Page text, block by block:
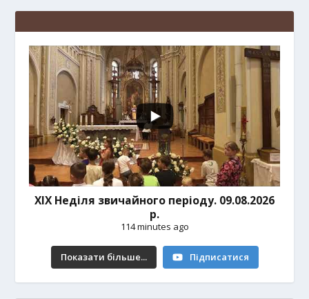
ХІХ Неділя звичайного періоду. 09.08.2026
р.
114 minutes ago
Показати більше... Підписатися